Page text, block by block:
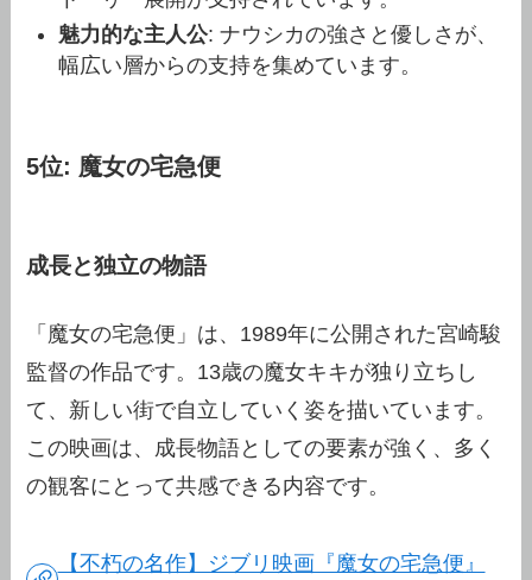
魅力的な主人公: ナウシカの強さと優しさが、
幅広い層からの支持を集めています。
5位: 魔女の宅急便
成長と独立の物語
「魔女の宅急便」は、1989年に公開された宮崎駿
監督の作品です。13歳の魔女キキが独り立ちし
て、新しい街で自立していく姿を描いています。
この映画は、成長物語としての要素が強く、多く
の観客にとって共感できる内容です。
【不朽の名作】ジブリ映画『魔女の宅急便』